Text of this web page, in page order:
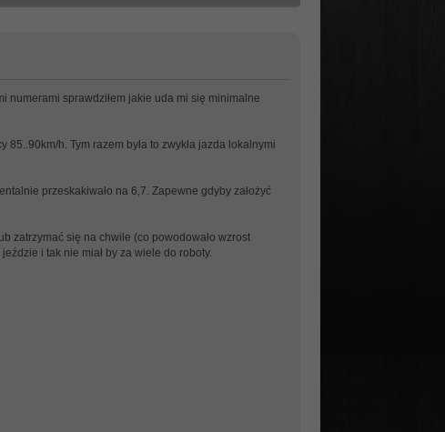
numerami sprawdziłem jakie uda mi się minimalne
h. Tym razem była to zwykła jazda lokalnymi
przeskakiwało na 6,7. Zapewne gdyby założyć
zatrzymać się na chwile (co powodowało wzrost
i tak nie miał by za wiele do roboty.